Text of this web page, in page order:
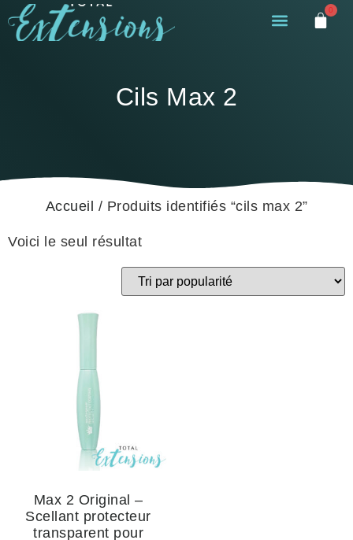
0
Cils Max 2
Accueil / Produits identifiés “cils max 2”
Voici le seul résultat
Max 2 Original –
Scellant protecteur
transparent pour